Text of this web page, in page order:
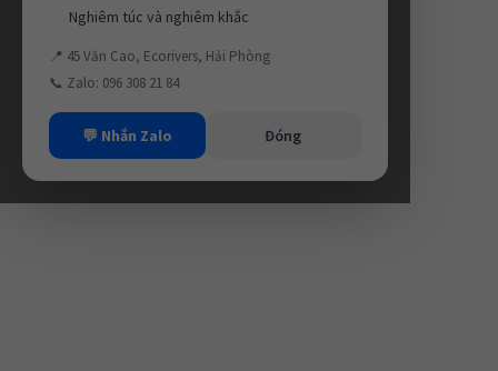
Nghiêm túc và nghiêm khắc
📍 45 Văn Cao, Ecorivers, Hải Phòng
📞 Zalo: 096 308 21 84
💬 Nhắn Zalo Đóng